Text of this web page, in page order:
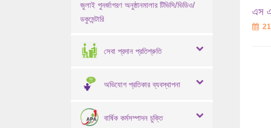
জুলাই পুনর্জাগরণ অনুষ্ঠানমালার টিভিসি/ভিডিও/
ডকুমেন্টারি
সেবা প্রদান প্রতিশ্রুতি
অভিযোগ প্রতিকার ব্যবস্থাপনা
বার্ষিক কর্মসম্পাদন চুক্তি
এস